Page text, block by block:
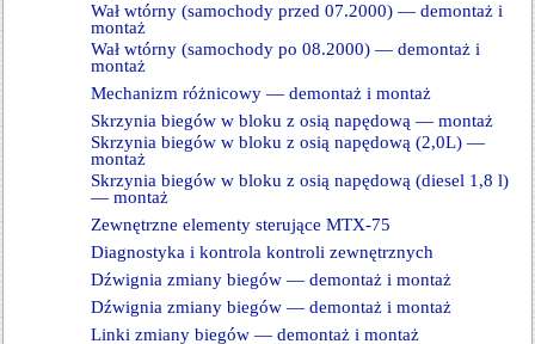
Wał wtórny (samochody przed 07.2000) — demontaż i
montaż
Wał wtórny (samochody po 08.2000) — demontaż i
montaż
Mechanizm różnicowy — demontaż i montaż
Skrzynia biegów w bloku z osią napędową — montaż
Skrzynia biegów w bloku z osią napędową (2,0L) —
montaż
Skrzynia biegów w bloku z osią napędową (diesel 1,8 l)
— montaż
Zewnętrzne elementy sterujące MTX-75
Diagnostyka i kontrola kontroli zewnętrznych
Dźwignia zmiany biegów — demontaż i montaż
Dźwignia zmiany biegów — demontaż i montaż
Linki zmiany biegów — demontaż i montaż